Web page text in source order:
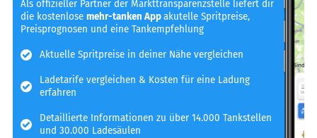
Als offizieller Partner der Markttransparenzstelle liefert dir
die kostenlosemehr-tanken Appakutelle Spritpreise,
Preisprognosen und eine Tankempfehlung
Aktuelle Spritpreise in deiner Nähe vergleichen
Ladetarife vergleichen & Kosten für eine Ladung
erfahren
Detaillierte Informationen zu über 14.000 Tankstellen
und 30.000 Ladesäulen